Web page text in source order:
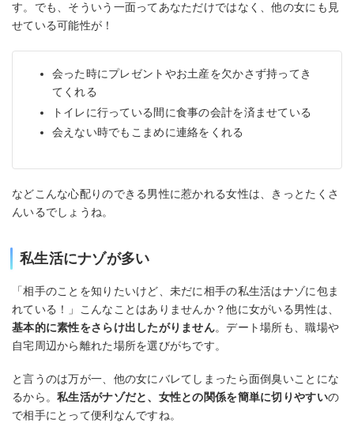
す。でも、そういう一面ってあなただけではなく、他の女にも見
せている可能性が！
会った時にプレゼントやお土産を欠かさず持ってき
てくれる
トイレに行っている間に食事の会計を済ませている
会えない時でもこまめに連絡をくれる
などこんな心配りのできる男性に惹かれる女性は、きっとたくさ
んいるでしょうね。
私生活にナゾが多い
「相手のことを知りたいけど、未だに相手の私生活はナゾに包ま
れている！」こんなことはありませんか？他に女がいる男性は、
基本的に素性をさらけ出したがりません。デート場所も、職場や
自宅周辺から離れた場所を選びがちです。
と言うのは万が一、他の女にバレてしまったら面倒臭いことにな
るから。私生活がナゾだと、女性との関係を簡単に切りやすいの
で相手にとって便利なんですね。